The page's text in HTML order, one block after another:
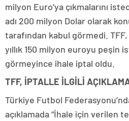
milyon Euro’ya çıkmalarını
adı 200 milyon Dolar olarak
tarafından kabul görmedi.
yıllık 150 milyon euroyu peşin
görmeyince ihale iptal oldu.
TFF, İPTALLE İLGİLİ
Türkiye Futbol
açıklamada “İhale için verilen